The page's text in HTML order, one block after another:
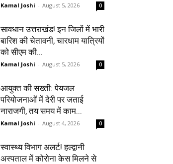
Kamal Joshi - August 5, 2026 0
सावधान उत्तराखंड! इन जिलों में भारी
बारिश की चेतावनी, चारधाम यात्रियों
को सीएम की...
Kamal Joshi - August 5, 2026 0
आयुक्त की सख्ती: पेयजल
परियोजनाओं में देरी पर जताई
नाराजगी, तय समय में काम...
Kamal Joshi - August 4, 2026 0
स्वास्थ्य विभाग अलर्ट! हल्द्वानी
अस्पताल में कोरोना केस मिलने से